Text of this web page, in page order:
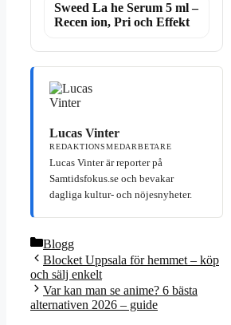
Sweed La he Serum 5 ml –
Recen ion, Pri och Effekt
Lucas Vinter
REDAKTIONSMEDARBETARE
Lucas Vinter är reporter på
Samtidsfokus.se och bevakar
dagliga kultur- och nöjesnyheter.
Kategorier
Blogg
Blocket Uppsala för hemmet – köp
och sälj enkelt
Var kan man se anime? 6 bästa
alternativen 2026 – guide